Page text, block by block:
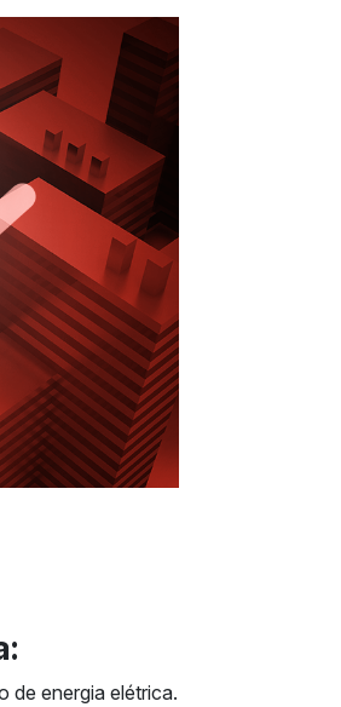
de energia elétrica.